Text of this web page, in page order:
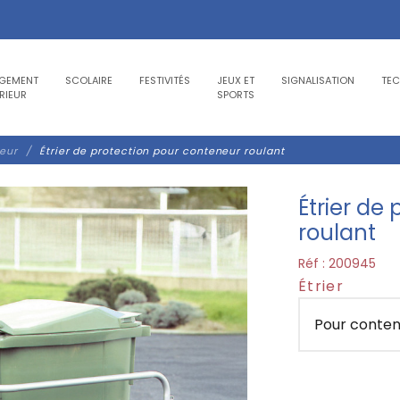
SCOLAIRE FESTIVITÉS
JEUX ET
SPORTS
SIGNALISATION
Étrier de protection pour conteneur roulant
Étrier de
roulant
Réf : 200945
Étrier